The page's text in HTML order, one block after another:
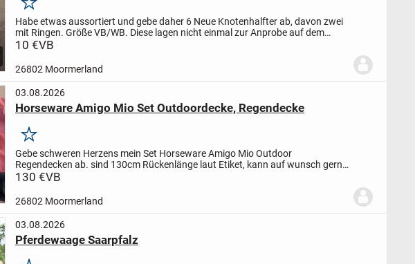
Merken
Habe etwas aussortiert und gebe daher 6 Neue Knotenhalfter ab, davon zwei
mit Ringen. Größe VB/WB. Diese lagen nicht einmal zur Anprobe auf dem
Pferd. Und sind teils sogar noch verpackt.
10 €VB
26802 Moormerland
03.08.2026
Horseware Amigo Mio Set Outdoordecke, Regendecke
Merken
Gebe schweren Herzens mein Set Horseware Amigo Mio Outdoor
Regendecken ab. sind 130cm Rückenlänge laut Etiket, kann auf wunsch gerne
nochmal genau messen. Die ältere Stabile Ausführung. Nicht mehr im...
130 €VB
26802 Moormerland
03.08.2026
Pferdewaage Saarpfalz